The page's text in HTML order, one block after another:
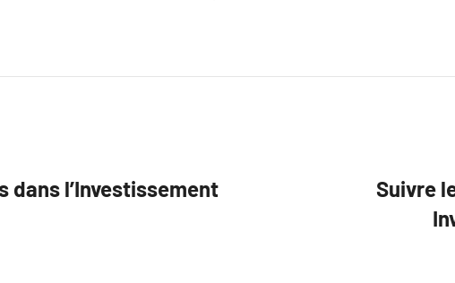
dans l’Investissement
Suivre